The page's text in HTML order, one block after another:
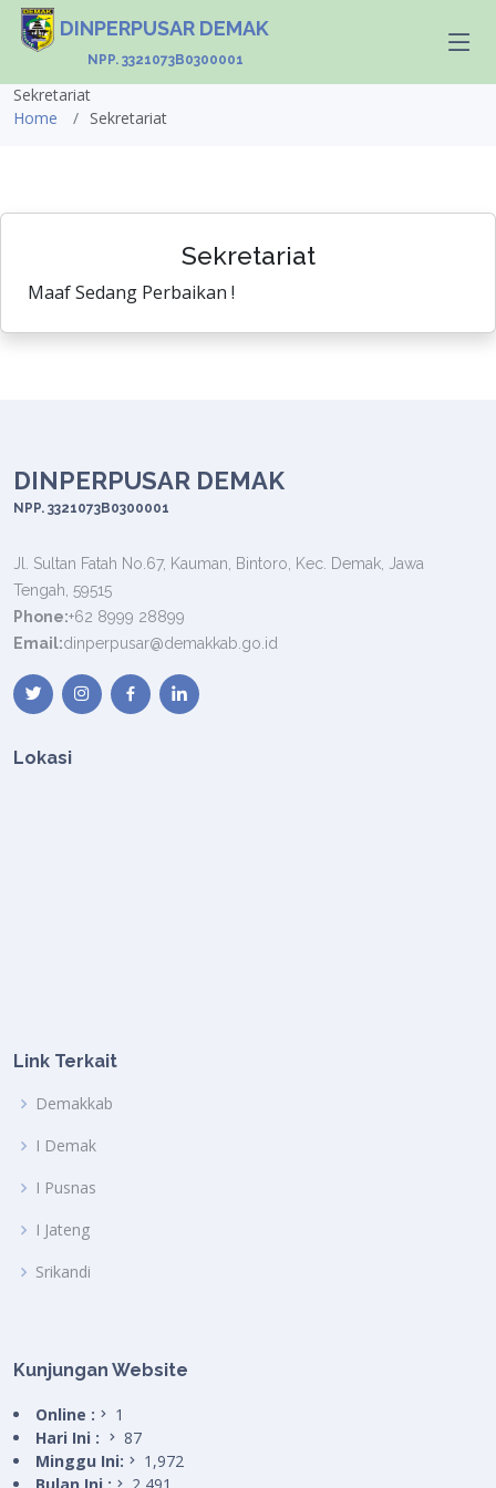
DINPERPUSAR DEMAK
NPP. 3321073B0300001
Sekretariat
Home
Sekretariat
Sekretariat
Maaf Sedang Perbaikan !
DINPERPUSAR DEMAK
NPP. 3321073B0300001
Jl. Sultan Fatah No.67, Kauman, Bintoro, Kec. Demak, Jawa
Tengah, 59515
Phone:+62 8999 28899
Email:dinperpusar@demakkab.go.id
Lokasi
Link Terkait
Demakkab
I Demak
I Pusnas
I Jateng
Srikandi
Kunjungan Website
Online :
1
Hari Ini :
87
Minggu Ini:
1,972